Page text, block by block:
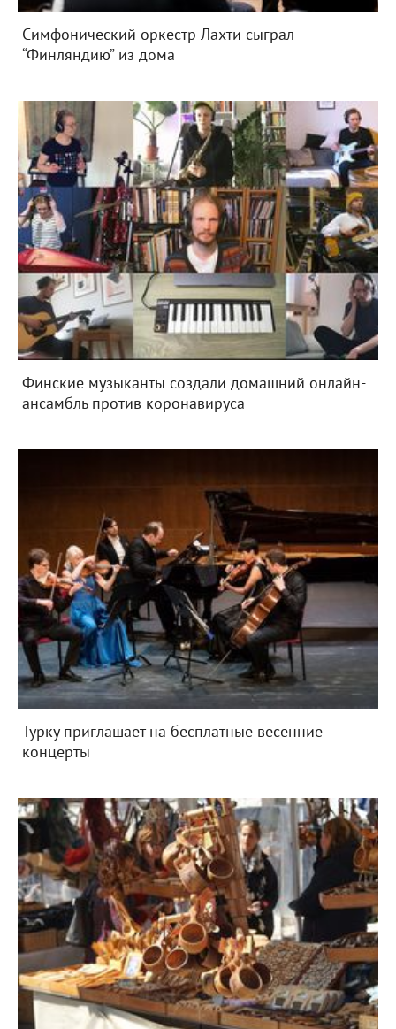
Симфонический оркестр Лахти сыграл
“Финляндию” из дома
Финские музыканты создали домашний онлайн-
ансамбль против коронавируса
Турку приглашает на бесплатные весенние
концерты